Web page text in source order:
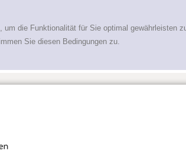
um die Funktionalität für Sie optimal gewährleisten
Sie diesen Bedingungen zu.